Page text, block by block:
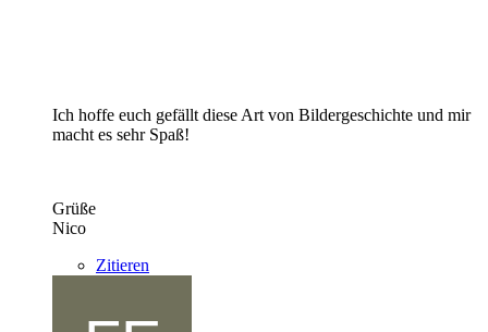
Ich hoffe euch gefällt diese Art von Bildergeschichte und mir
macht es sehr Spaß!
Grüße
Nico
Zitieren